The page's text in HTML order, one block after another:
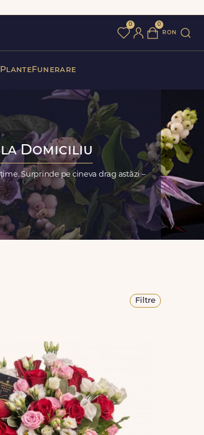
0 0
ron
PlanteFunerare
Domiciliu
Surprinde pe cineva drag astăzi –
Filtre